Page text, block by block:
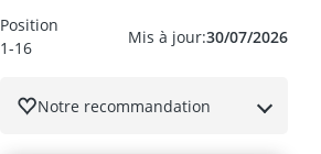
Mis à jour:30/07/2026
Position
1-16
Notre recommandation